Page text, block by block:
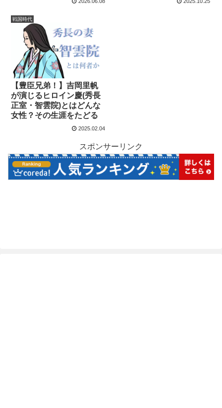
戦国時代
【豊臣兄弟！】吉岡里帆
が演じるヒロイン慶(秀長
正室・智雲院)とはどんな
女性？その生涯をたどる
2025.02.04
スポンサーリンク